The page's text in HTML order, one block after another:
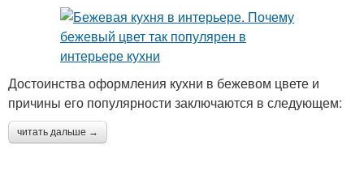
Достоинства оформления кухни в бежевом цвете и
причины его популярности заключаются в следующем:
читать дальше →